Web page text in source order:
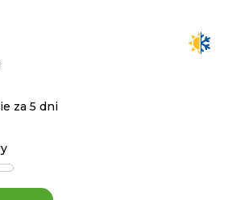
za 5 dni